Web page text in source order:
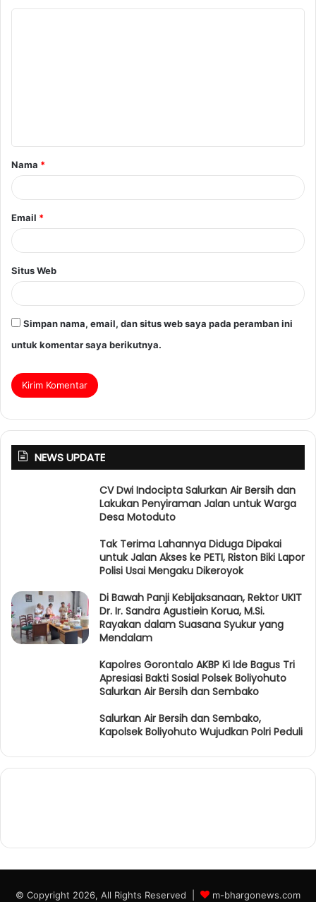
Nama *
Email *
Situs Web
Simpan nama, email, dan situs web saya pada peramban ini
untuk komentar saya berikutnya.
NEWS UPDATE
CV Dwi Indocipta Salurkan Air Bersih dan
Lakukan Penyiraman Jalan untuk Warga
Desa Motoduto
Tak Terima Lahannya Diduga Dipakai
untuk Jalan Akses ke PETI, Riston Biki Lapor
Polisi Usai Mengaku Dikeroyok
Di Bawah Panji Kebijaksanaan, Rektor UKIT
Dr. Ir. Sandra Agustiein Korua, M.Si.
Rayakan dalam Suasana Syukur yang
Mendalam
Kapolres Gorontalo AKBP Ki Ide Bagus Tri
Apresiasi Bakti Sosial Polsek Boliyohuto
Salurkan Air Bersih dan Sembako
Salurkan Air Bersih dan Sembako,
Kapolsek Boliyohuto Wujudkan Polri Peduli
© Copyright 2026, All Rights Reserved | m-bhargonews.com